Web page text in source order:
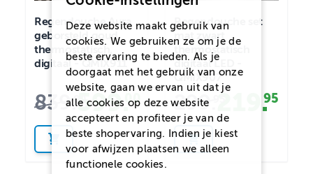
Regendouche Aura
geborsteld goud,
thermostatisch,
digitaal - QMIX911
839.00599.00
Regendouche set
mat zwart
thermostatisch
digitaal LED -
QMIX907
299 219 .
95
Deze website maakt gebruik van
cookies. We gebruiken ze om je de
beste ervaring te bieden. Als je
doorgaat met het gebruik van onze
website, gaan we ervan uit dat je
alle cookies op deze website
accepteert en profiteer je van de
beste shopervaring. Indien je kiest
voor afwijzen plaatsen we alleen
functionele cookies.